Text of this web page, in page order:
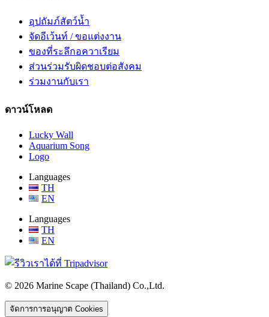
อุปถัมภ์สัตว์น้ำ
จัดอีเว้นท์ / ขอแต่งงาน
ของที่ระลึกอควาเรียม
ส่วนร่วมรับผิดชอบต่อสังคม
ร่วมงานกับเรา
ดาวน์โหลด
Lucky Wall
Aquarium Song
Logo
Languages
TH
EN
Languages
TH
EN
© 2026 Marine Scape (Thailand) Co.,Ltd.
จัดการการอนุญาต Cookies